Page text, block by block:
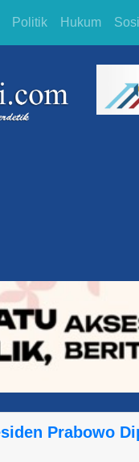
Politik Hukum
Prabowo